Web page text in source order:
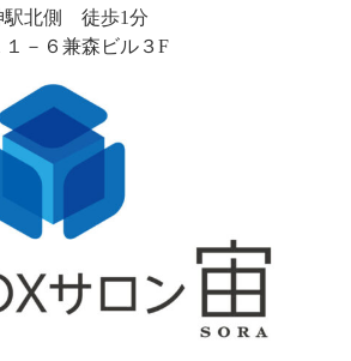
北側 徒歩1分
－６兼森ビル３F